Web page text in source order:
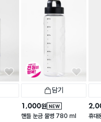
담기
NEW
1,000원
핸들 눈금 물병 780 ml 휴대